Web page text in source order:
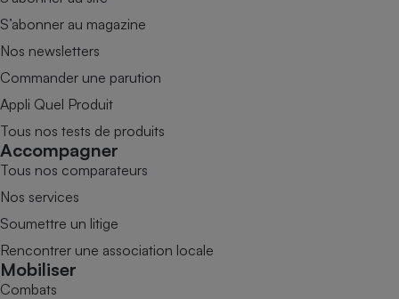
S’abonner au magazine
Nos newsletters
Commander une parution
Appli Quel Produit
Tous nos tests de produits
Accompagner
Tous nos comparateurs
Nos services
Soumettre un litige
Rencontrer une association locale
Mobiliser
Combats